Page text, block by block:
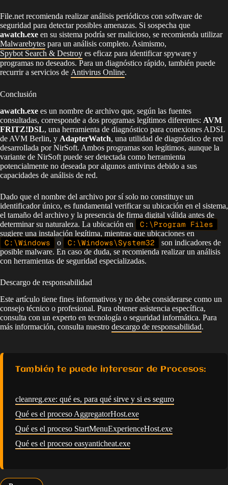
File.net recomienda realizar análisis periódicos con software de
seguridad para detectar posibles amenazas. Si sospecha que
awatch.exe en su sistema podría ser malicioso, se recomienda utilizar
Malwarebytes para un análisis completo. Asimismo,
Spybot Search & Destroy es eficaz para identificar spyware y
programas no deseados. Para un diagnóstico rápido, también puede
recurrir a servicios de Antivirus Online.
Conclusión
awatch.exe es un nombre de archivo que, según las fuentes
consultadas, corresponde a dos programas legítimos diferentes: AVM
FRITZ!DSL, una herramienta de diagnóstico para conexiones ADSL
de AVM Berlin, y AdapterWatch, una utilidad de diagnóstico de red
desarrollada por NirSoft. Ambos programas son legítimos, aunque la
variante de NirSoft puede ser detectada como herramienta
potencialmente no deseada por algunos antivirus debido a sus
capacidades de análisis de red.
Dado que el nombre del archivo por sí solo no constituye un
identificador único, es fundamental verificar su ubicación en el sistema,
el tamaño del archivo y la presencia de firma digital válida antes de
determinar su naturaleza. La ubicación en
C:\Program Files
sugiere una instalación legítima, mientras que ubicaciones en
C:\Windows o C:\Windows\System32
son indicadores de
posible malware. En caso de duda, se recomienda realizar un análisis
con herramientas de seguridad especializadas.
Descargo de responsabilidad
Este artículo tiene fines informativos y no debe considerarse como un
consejo técnico o profesional. Para obtener asistencia específica,
consulta con un experto en tecnología o seguridad informática. Para
más información, consulta nuestro descargo de responsabilidad.
También te puede interesar de Procesos:
cleanreg.exe: qué es, para qué sirve y si es seguro
Qué es el proceso AggregatorHost.exe
Qué es el proceso StartMenuExperienceHost.exe
Qué es el proceso easyanticheat.exe